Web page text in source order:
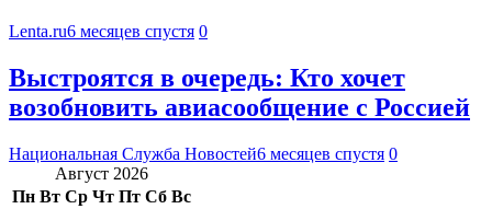
Lenta.ru6 месяцев спустя 0
Выстроятся в очередь: Кто хочет
возобновить авиасообщение с Россией
Национальная Служба Новостей6 месяцев спустя 0
Август 2026
Пн Вт Ср Чт Пт Сб Вс